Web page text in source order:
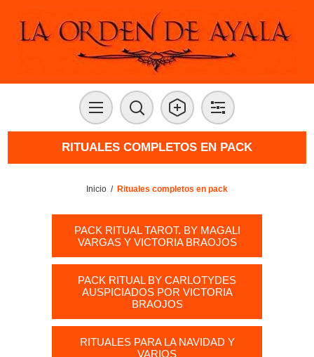
RITUALES COMPLETOS EN PACK
Inicio / Rituales completos en pack
PACK RITUAL TAROT. BY MAGALI
VARGAS Y VICTORIA BRAOJOS
PACK RITUAL BY CARLOTYDES
AUSPICIADOS POR VICTORIA
BRAOJOS
RITUALES PARA LA NAVIDAD Y
VARIOS